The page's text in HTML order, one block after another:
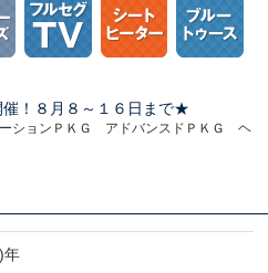
！８月８～１６日まで★
ションＰＫＧ アドバンスドＰＫＧ ヘ
年